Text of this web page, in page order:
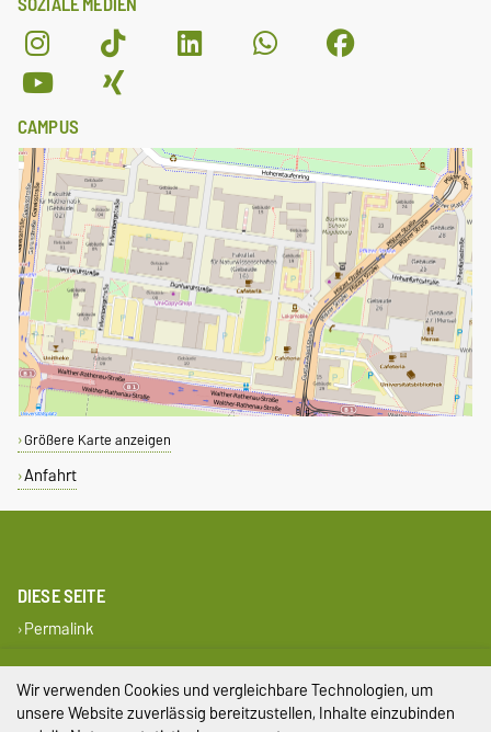
CAMPUS
Größere Karte anzeigen
Anfahrt
DIESE SEITE
Permalink
Impressum
Datenschutz
Wir verwenden Cookies und vergleichbare Technologien, um
unsere Website zuverlässig bereitzustellen, Inhalte einzubinden